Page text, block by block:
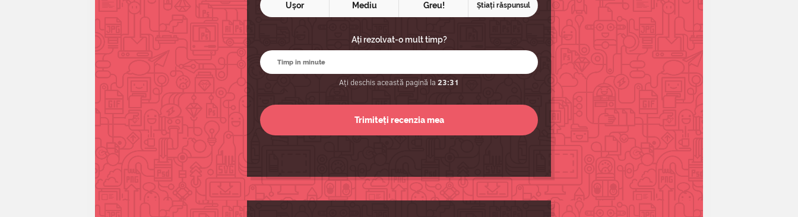
Ușor Mediu Greu! Știați răspunsul
Ați rezolvat-o mult timp?
Ați deschis această pagină la 23:31